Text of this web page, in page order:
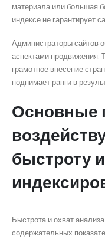
материала или большая
индексе не гарантирует
Администраторы сайтов
аспектами продвижения.
грамотное внесение
поднимает ранги в
Основные
быстроту
Быстрота и охват
содержательных